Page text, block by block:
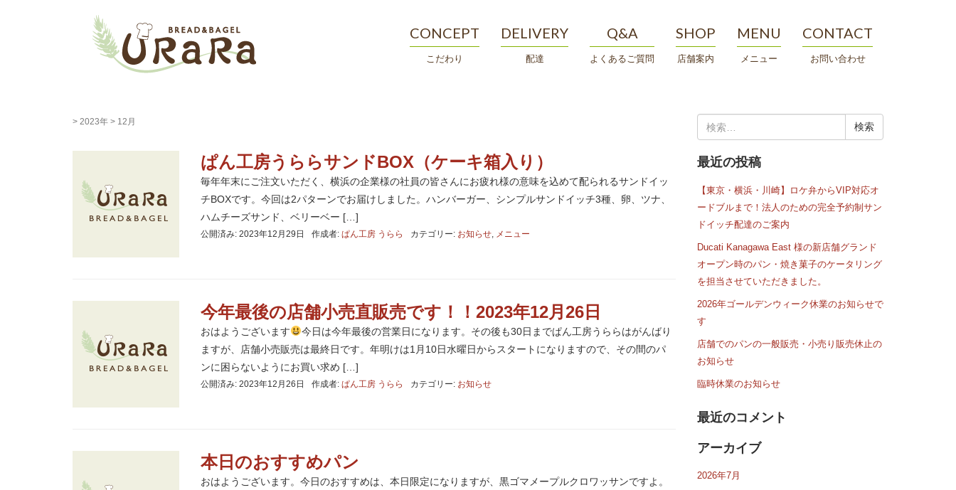
CONCEPT
こだわり
DELIVERY
配達
Q&A
よくあるご質問
SHOP
店舗案内
MENU
メニュー
CONTACT
お問い合わせ
> 2023年 > 12月
ぱん工房うららサンドBOX（ケーキ箱入り）
毎年年末にご注文いただく、横浜の企業様の社員の皆さんにお疲れ様の意味を込めて配られるサンドイッ
チBOXです。今回は2パターンでお届けしました。ハンバーガー、シンプルサンドイッチ3種、卵、ツナ、
ハムチーズサンド、ベリーベー […]
公開済み: 2023年12月29日 作成者: ぱん工房 うらら カテゴリー: お知らせ, メニュー
今年最後の店舗小売直販売です！！2023年12月26日
おはようございます
今日は今年最後の営業日になります。その後も30日までぱん工房うららはがんばり
ますが、店舗小売販売は最終日です。年明けは1月10日水曜日からスタートになりますので、その間のパ
ンに困らないようにお買い求め […]
公開済み: 2023年12月26日 作成者: ぱん工房 うらら カテゴリー: お知らせ
本日のおすすめパン
おはようございます。今日のおすすめは、本日限定になりますが、黒ゴマメープルクロワッサンですよ。
索:
最近の投稿
【東京・横浜・川崎】ロケ弁からVIP対応オ
ードブルまで！法人のための完全予約制サン
ドイッチ配達のご案内
Ducati Kanagawa East 様の新店舗グランド
オープン時のパン・焼き菓子のケータリング
を担当させていただきました。
2026年ゴールデンウィーク休業のお知らせで
す
店舗でのパンの一般販売・小売り販売休止の
お知らせ
臨時休業のお知らせ
最近のコメント
アーカイブ
2026年7月